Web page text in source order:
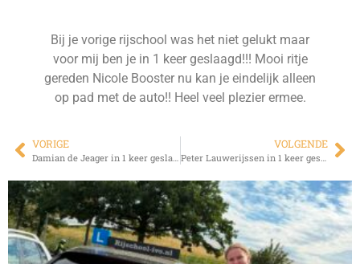
Bij je vorige rijschool was het niet gelukt maar
voor mij ben je in 1 keer geslaagd!!! Mooi ritje
gereden Nicole Booster nu kan je eindelijk alleen
op pad met de auto!! Heel veel plezier ermee.
VORIGE VOLGENDE